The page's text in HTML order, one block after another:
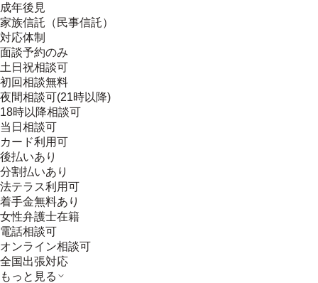
成年後見
家族信託（民事信託）
対応体制
面談予約のみ
土日祝相談可
初回相談無料
夜間相談可(21時以降)
18時以降相談可
当日相談可
カード利用可
後払いあり
分割払いあり
法テラス利用可
着手金無料あり
女性弁護士在籍
電話相談可
オンライン相談可
全国出張対応
もっと見る